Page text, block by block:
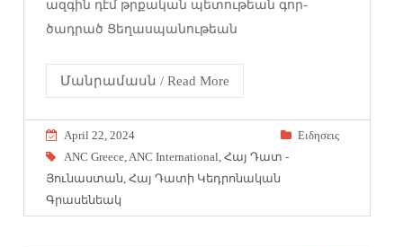
ազ­գին դէմ թրքա­կան պե­տու­թեան գոր­
ծադրած ­Ցե­ղաս­պա­նու­թեան
Մանրամասն / Read More
April 22, 2024
Eιδησεις
ANC Greece ANC International ,Հայ Դատ -
Յունաստան ,Հայ Դատի Կեդրոնական
Գրասենեակ